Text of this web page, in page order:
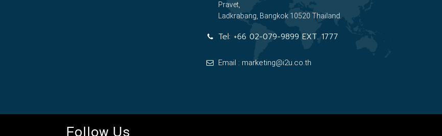
Pravet,
Ladkrabang, Bangkok 10520 Thailand.
Tel: +66 02-079-9899 EXT. 1777
Email : marketing@i2u.co.th